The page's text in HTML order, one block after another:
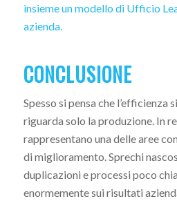
insieme un modello di Ufficio
azienda.
CONCLUSIONE
Spesso si pensa che l’efficienza
riguarda solo la produzione. In
rappresentano una delle aree
di miglioramento. Sprechi
duplicazioni e processi poco
enormemente sui risultati